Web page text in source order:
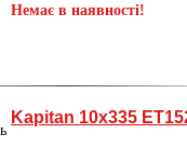
Немає в наявності!
Kapitan 10x335